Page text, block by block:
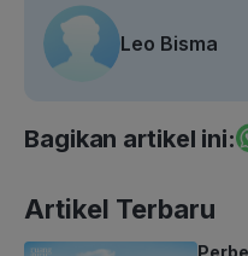
Leo Bisma
Bagikan artikel ini:
Artikel Terbaru